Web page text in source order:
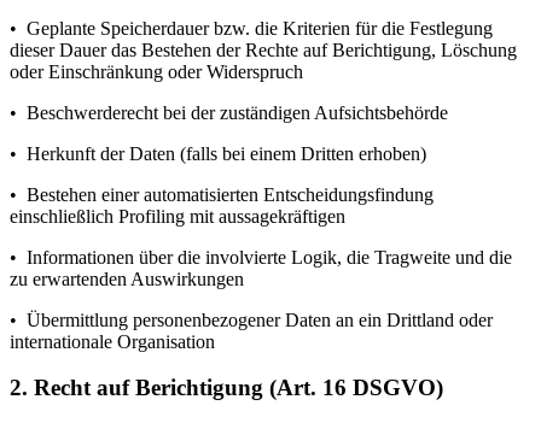
• Geplante Speicherdauer bzw. die Kriterien für die Festlegung
dieser Dauer das Bestehen der Rechte auf Berichtigung, Löschung
oder Einschränkung oder Widerspruch
• Beschwerderecht bei der zuständigen Aufsichtsbehörde
• Herkunft der Daten (falls bei einem Dritten erhoben)
• Bestehen einer automatisierten Entscheidungsfindung
einschließlich Profiling mit aussagekräftigen
• Informationen über die involvierte Logik, die Tragweite und die
zu erwartenden Auswirkungen
• Übermittlung personenbezogener Daten an ein Drittland oder
internationale Organisation
2. Recht auf Berichtigung (Art. 16 DSGVO)